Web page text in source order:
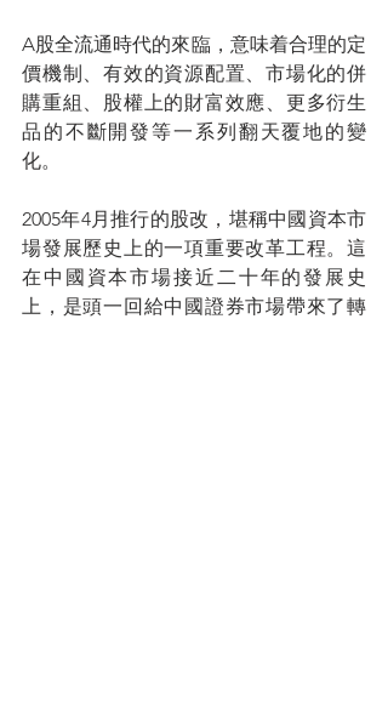
A股全流通時代的來臨，意味着合理的定
價機制、有效的資源配置、市場化的併
購重組、股權上的財富效應、更多衍生
品的不斷開發等一系列翻天覆地的變
化。
2005年4月推行的股改，堪稱中國資本市
場發展歷史上的一項重要改革工程。這
在中國資本市場接近二十年的發展史
上，是頭一回給中國證券市場帶來了轉